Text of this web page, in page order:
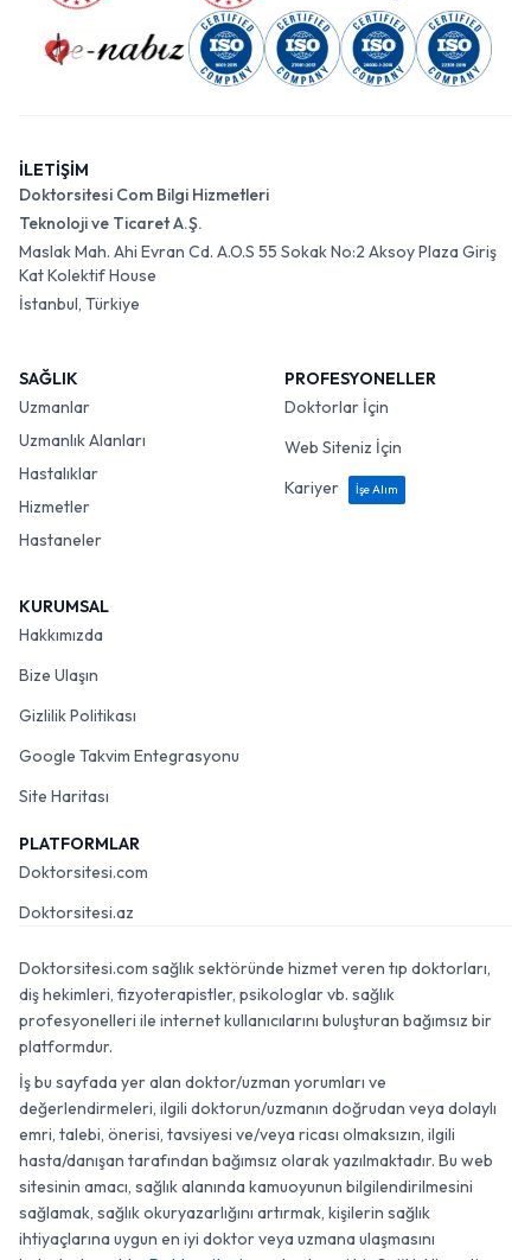
İLETİŞİM
Doktorsitesi Com Bilgi Hizmetleri
Teknoloji ve Ticaret A.Ş.
Maslak Mah. Ahi Evran Cd. A.O.S 55 Sokak No:2 Aksoy Plaza Giriş
Kat Kolektif House
İstanbul, Türkiye
SAĞLIK
Uzmanlar
Uzmanlık Alanları
Hastalıklar
Hizmetler
Hastaneler
PROFESYONELLER
Doktorlar İçin
Web Siteniz İçin
Kariyer
İşe Alım
KURUMSAL
Hakkımızda
Bize Ulaşın
Gizlilik Politikası
Google Takvim Entegrasyonu
Site Haritası
PLATFORMLAR
Doktorsitesi.com
Doktorsitesi.az
Doktorsitesi.com sağlık sektöründe hizmet veren tıp doktorları,
diş hekimleri, fizyoterapistler, psikologlar vb. sağlık
profesyonelleri ile internet kullanıcılarını buluşturan bağımsız bir
platformdur.
İş bu sayfada yer alan doktor/uzman yorumları ve
değerlendirmeleri, ilgili doktorun/uzmanın doğrudan veya dolaylı
emri, talebi, önerisi, tavsiyesi ve/veya ricası olmaksızın, ilgili
hasta/danışan tarafından bağımsız olarak yazılmaktadır. Bu web
sitesinin amacı, sağlık alanında kamuoyunun bilgilendirilmesini
sağlamak, sağlık okuryazarlığını artırmak, kişilerin sağlık
ihtiyaçlarına uygun en iyi doktor veya uzmana ulaşmasını